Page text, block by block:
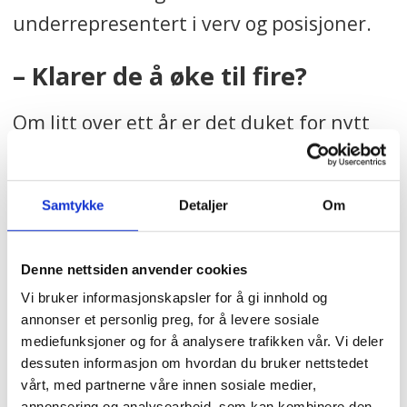
Samtykke Detaljer Om
Denne nettsiden anvender cookies
Vi bruker informasjonskapsler for å gi innhold og
annonser et personlig preg, for å levere sosiale
mediefunksjoner og for å analysere trafikken vår. Vi deler
dessuten informasjon om hvordan du bruker nettstedet
vårt, med partnerne våre innen sosiale medier,
underrepresentert i verv og posisjoner.
– Klarer de å øke til fire?
Om litt over ett år er det duket for nytt
forbundets ledende posisjoner skal
velges. Etter at 16 av de 20 medlemmene
sist landsmøte, håper jeg at delegatene
får flere å velge mellom denne gangen.
Kanskje vil det hjelpe å få inn noen med
innvandrerbakgrunn i valgkomiteen? Fire